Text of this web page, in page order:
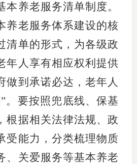
养老服务清单制度。
养老服务体系建设的核
清单的形式，为各级政
年人享有相应权利提供
做到承诺必达，老年人
。要按照兜底线、保基
根据相关法律法规、政
受能力，分类梳理物质
、关爱服务等基本养老